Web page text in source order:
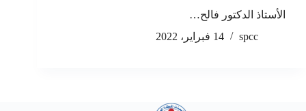
الأستاذ الدكتور فالح…
spcc
14 فبراير، 2022